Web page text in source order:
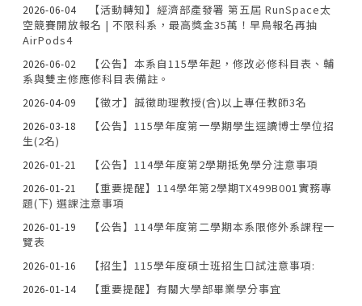
2026-06-04
【活動轉知】經濟部產發署 第五屆 RunSpace太
空競賽開放報名 | 不限科系，最高獎金35萬！早鳥報名再抽
AirPods4
2026-06-02
【公告】本系自115學年起，修改必修科目表、輔
系與雙主修應修科目表備註。
2026-04-09 【徵才】誠徵助理教授(含)以上專任教師3名
2026-03-18
【公告】115學年度第一學期學生逕讀博士學位招
生(2名)
2026-01-21 【公告】114學年度第2學期抵免學分注意事項
2026-01-21
【重要提醒】114學年第2學期TX499B001實務專
題(下) 選課注意事項
2026-01-19
【公告】114學年度第二學期本系限修外系課程一
覽表
2026-01-16 【招生】115學年度碩士班招生口試注意事項:
2026-01-14 【重要提醒】有關大學部畢業學分事宜